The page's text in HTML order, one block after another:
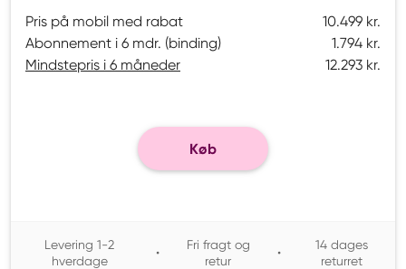
Pris på mobil med rabat
10.499 kr.
Abonnement i 6 mdr. (binding)
1.794 kr.
Mindstepris i 6 måneder
12.293 kr.
Køb
Levering 1-2
hverdage
•
Fri fragt og
retur
•
14 dages
returret